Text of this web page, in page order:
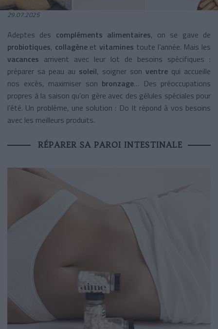
29.07.2025
Adeptes des compléments alimentaires, on se gave de
probiotiques, collagène etvitamines toute l’année. Mais les
vacances arrivent avec leur lot de besoins spécifiques :
préparer sa peau au soleil, soigner son ventre qui accueille
nos excès, maximiser son bronzage… Des préoccupations
propres à la saison qu’on gère avec des gélules spéciales pour
l’été. Un problème, une solution : Do It répond à vos besoins
avec les meilleurs produits.
RÉPARER SA PAROI INTESTINALE